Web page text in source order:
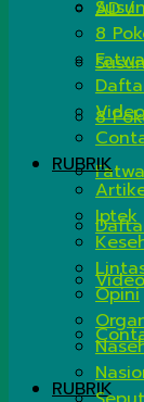
AD /
8
RUBRIK
8
RUBRIK
Iptek
Opini